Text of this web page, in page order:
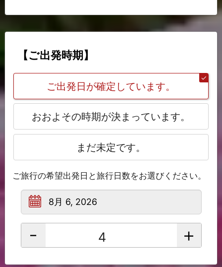
【ご出発時期】
ご出発日が確定しています。
おおよその時期が決まっています。
まだ未定です。
ご旅行の希望出発日と旅行日数をお選びください。
- +